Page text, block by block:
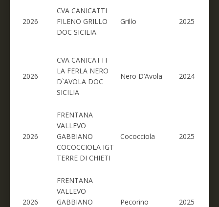
2026
CVA CANICATTI
FILENO GRILLO
DOC SICILIA
Grillo 2025
2026
CVA CANICATTI
LA FERLA NERO
D`AVOLA DOC
SICILIA
Nero D’Avola 2024
2026
FRENTANA
VALLEVO
GABBIANO
COCOCCIOLA IGT
TERRE DI CHIETI
Cococciola 2025
2026
FRENTANA
VALLEVO
GABBIANO
Pecorino 2025